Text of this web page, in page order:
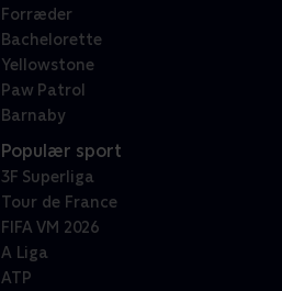
Forræder
Bachelorette
Yellowstone
Paw Patrol
Barnaby
Populær sport
3F Superliga
Tour de France
FIFA VM 2026
A Liga
ATP